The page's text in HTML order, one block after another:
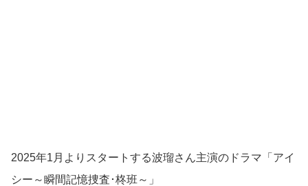
2025年1月よりスタートする波瑠さん主演のドラマ「アイ
シー～瞬間記憶捜査･柊班～」